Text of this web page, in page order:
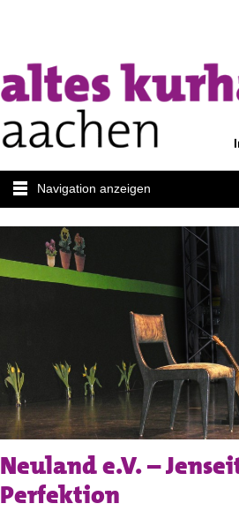
Navigation anzeigen
Neuland e.V. –
Perfektion